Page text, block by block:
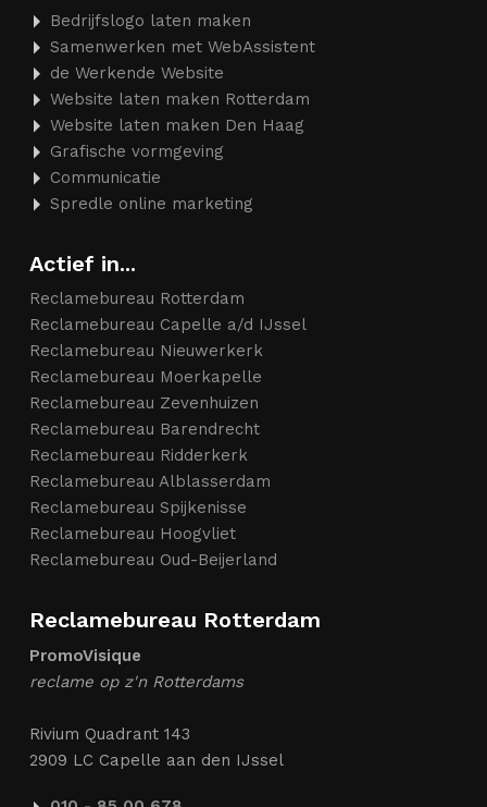
Bedrijfslogo laten maken
Samenwerken met WebAssistent
de Werkende Website
Website laten maken Rotterdam
Website laten maken Den Haag
Grafische vormgeving
Communicatie
Spredle online marketing
Actief in...
Reclamebureau Rotterdam
Reclamebureau Capelle a/d IJssel
Reclamebureau Nieuwerkerk
Reclamebureau Moerkapelle
Reclamebureau Zevenhuizen
Reclamebureau Barendrecht
Reclamebureau Ridderkerk
Reclamebureau Alblasserdam
Reclamebureau Spijkenisse
Reclamebureau Hoogvliet
Reclamebureau Oud-Beijerland
Reclamebureau Rotterdam
PromoVisique
reclame op z'n Rotterdams
Rivium Quadrant 143
2909 LC Capelle aan den IJssel